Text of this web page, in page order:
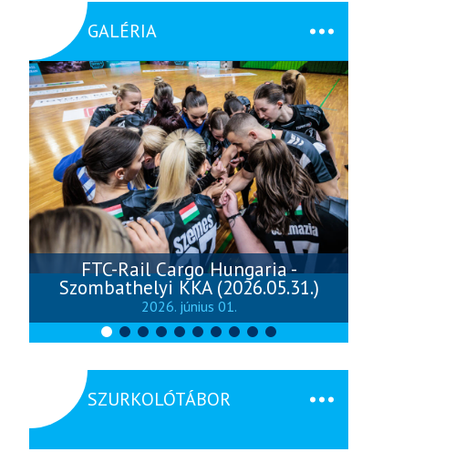
GALÉRIA
FTC-Rail Cargo Hungaria -
Szombathelyi KKA (2026.05.31.)
2026. június 01.
SZURKOLÓTÁBOR